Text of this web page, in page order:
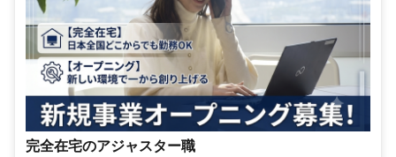
完全在宅のアジャスター職